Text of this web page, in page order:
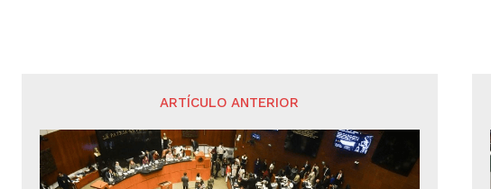
ARTÍCULO ANTERIOR